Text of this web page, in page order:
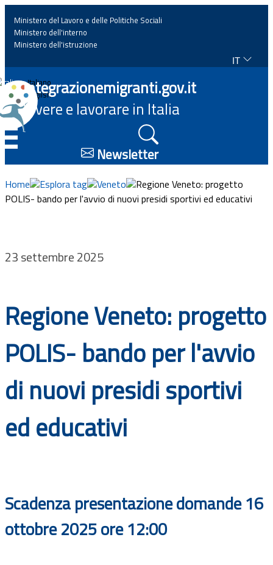
Home
News
Approfondimenti
Eventi
Progetti
Bandi
Guide
Ministero del Lavoro e delle Politiche Sociali
Ministero dell'interno
Ministero dell'istruzione
IT
Italiano
English
Integrazionemigranti.gov.it
Vivere e lavorare in Italia
Newsletter
Home Esplora tag Veneto
Regione Veneto: progetto
POLIS- bando per l'avvio di nuovi presidi sportivi ed educativi
23 settembre 2025
Regione Veneto: progetto
POLIS- bando per l'avvio
di nuovi presidi sportivi
ed educativi
Scadenza presentazione domande 16
ottobre 2025 ore 12:00